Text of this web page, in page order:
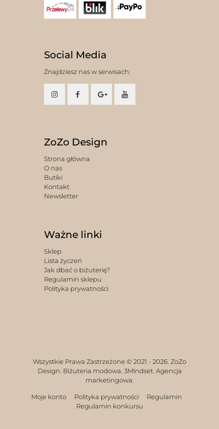
Social Media
Znajdziesz nas w serwisach:
ZoZo Design
Strona główna
O nas
Butiki
Kontakt
Newsletter
Ważne linki
Sklep
Lista życzeń
Jak dbać o biżuterię?
Regulamin sklepu
Polityka prywatności
Wszystkie Prawa Zastrzeżone © 2021 - 2026. ZoZo
Design. Biżuteria modowa. 3Mindset. Agencja
marketingowa.
Moje konto Polityka prywatności
Regulamin
Regulamin konkursu